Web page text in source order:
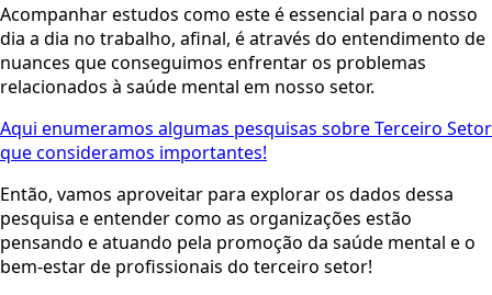
Acompanhar estudos como este é essencial para o nosso
dia a dia no trabalho, afinal, é através do entendimento de
nuances que conseguimos enfrentar os problemas
relacionados à saúde mental em nosso setor.
Aqui enumeramos algumas pesquisas sobre Terceiro Setor
que consideramos importantes!
Então, vamos aproveitar para explorar os dados dessa
pesquisa e entender como as organizações estão
pensando e atuando pela promoção da saúde mental e o
bem-estar de profissionais do terceiro setor!